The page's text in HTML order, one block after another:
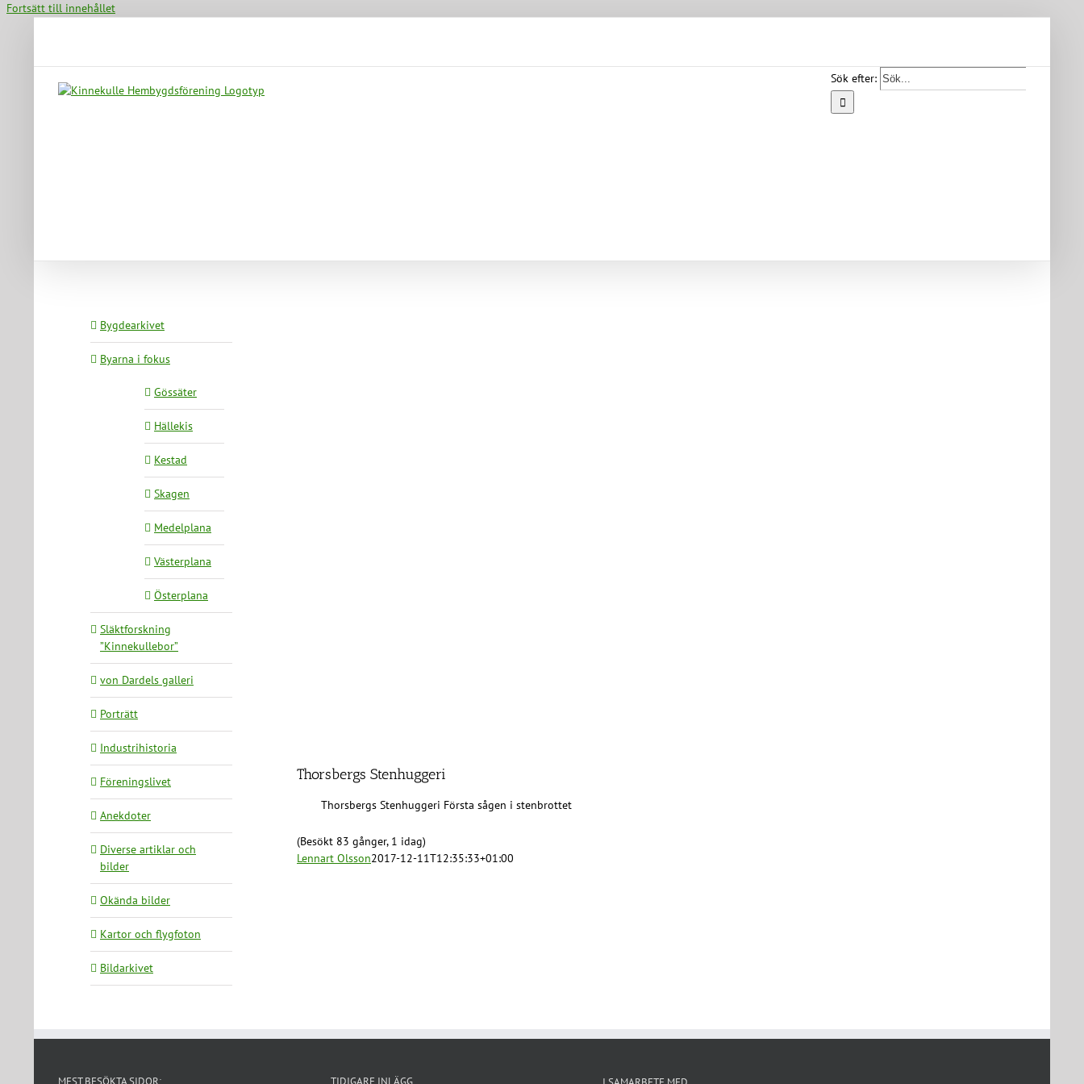
Fortsätt till innehållet
Sök efter:
Thorsbergs Stenhuggeri
Thorsbergs Stenhuggeri Första sågen i stenbrottet
(Besökt 83 gånger, 1 idag)
Lennart Olsson2017-12-11T12:35:33+01:00
Bygdearkivet
Byarna i fokus
Gössäter
Hällekis
Kestad
Skagen
Medelplana
Västerplana
Österplana
Släktforskning
”Kinnekullebor”
von Dardels galleri
Porträtt
Industrihistoria
Föreningslivet
Anekdoter
Diverse artiklar och
bilder
Okända bilder
Kartor och flygfoton
Bildarkivet
MEST BESÖKTA SIDOR: TIDIGARE INLÄGG